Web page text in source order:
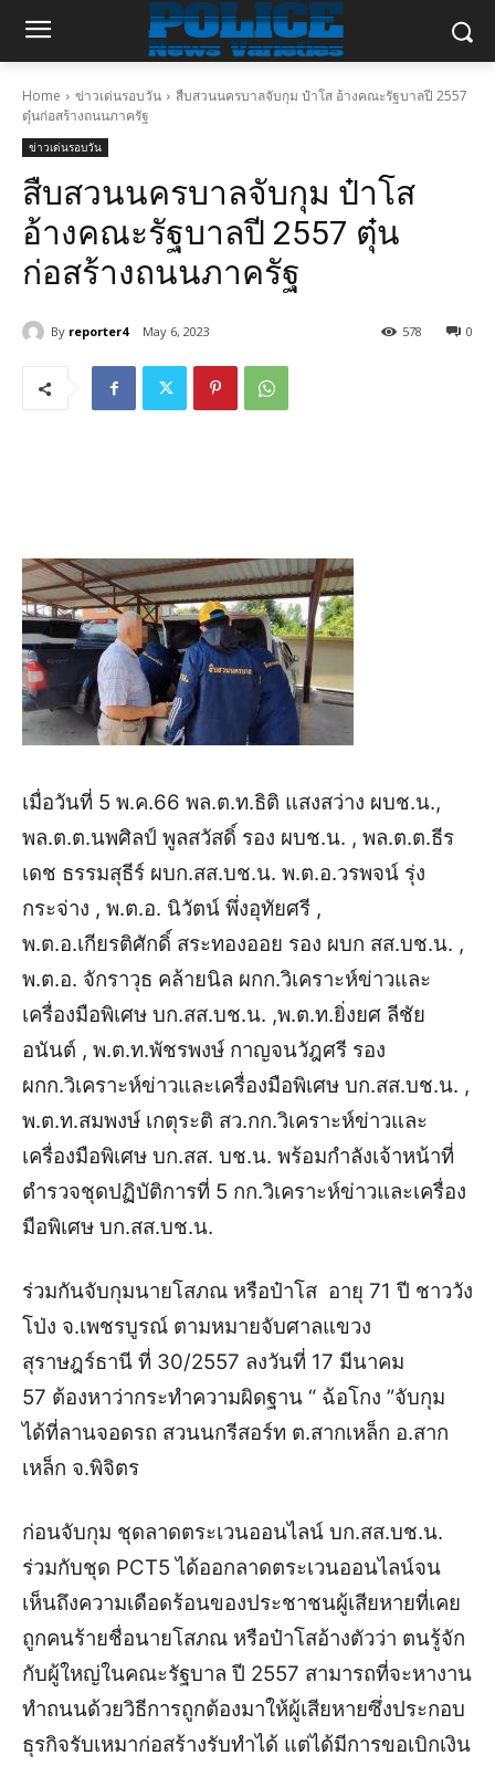
Home ข่าวเด่นรอบวัน
สืบสวนนครบาลจับกุม ป๋าโส อ้างคณะรัฐบาลปี 2557
ตุ๋นก่อสร้างถนนภาครัฐ
ข่าวเด่นรอบวัน
สืบสวนนครบาลจับกุม ป๋าโส
อ้างคณะรัฐบาลปี 2557 ตุ๋น
ก่อสร้างถนนภาครัฐ
By reporter4 May 6, 2023 0
578
เมื่อวันที่ 5 พ.ค.66 พล.ต.ท.ธิติ แสงสว่าง ผบช.น.,
พล.ต.ต.นพศิลป์ พูลสวัสดิ์ รอง ผบช.น. , พล.ต.ต.ธีร
เดช ธรรมสุธีร์ ผบก.สส.บช.น. พ.ต.อ.วรพจน์ รุ่ง
กระจ่าง , พ.ต.อ. นิวัตน์ พึ่งอุทัยศรี ,
พ.ต.อ.เกียรติศักดิ์ สระทองออย รอง ผบก สส.บช.น. ,
พ.ต.อ. จักราวุธ คล้ายนิล ผกก.วิเคราะห์ข่าวและ
เครื่องมือพิเศษ บก.สส.บช.น. ,พ.ต.ท.ยิ่งยศ ลีชัย
อนันต์ , พ.ต.ท.พัชรพงษ์ กาญจนวัฎศรี รอง
ผกก.วิเคราะห์ข่าวและเครื่องมือพิเศษ บก.สส.บช.น. ,
พ.ต.ท.สมพงษ์ เกตุระติ สว.กก.วิเคราะห์ข่าวและ
เครื่องมือพิเศษ บก.สส. บช.น. พร้อมกำลังเจ้าหน้าที่
ตำรวจชุดปฏิบัติการที่ 5 กก.วิเคราะห์ข่าวและเครื่อง
มือพิเศษ บก.สส.บช.น.
ร่วมกันจับกุมนายโสภณ หรือป๋าโส อายุ 71 ปี ชาววัง
โป่ง จ.เพชรบูรณ์ ตามหมายจับศาลแขวง
สุราษฎร์ธานี ที่ 30/2557 ลงวันที่ 17 มีนาคม
57 ต้องหาว่ากระทำความผิดฐาน “ ฉ้อโกง ”จับกุม
ได้ที่ลานจอดรถ สวนนกรีสอร์ท ต.สากเหล็ก อ.สาก
เหล็ก จ.พิจิตร
ก่อนจับกุม ชุดลาดตระเวนออนไลน์ บก.สส.บช.น.
ร่วมกับชุด PCT5 ได้ออกลาดตระเวนออนไลน์จน
เห็นถึงความเดือดร้อนของประชาชนผู้เสียหายที่เคย
ถูกคนร้ายชื่อนายโสภณ หรือป๋าโสอ้างตัวว่า ตนรู้จัก
กับผู้ใหญ่ในคณะรัฐบาล ปี 2557 สามารถที่จะหางาน
ทำถนนด้วยวิธีการถูกต้องมาให้ผู้เสียหายซึ่งประกอบ
ธุรกิจรับเหมาก่อสร้างรับทำได้ แต่ได้มีการขอเบิกเงิน